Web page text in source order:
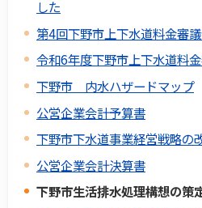
した
第4回下野市上下水道料金審
令和6年度下野市上下水道料
下野市 内水ハザードマップ
公営企業会計予算書
下野市下水道事業経営戦略の
公営企業会計決算書
下野市生活排水処理構想の策